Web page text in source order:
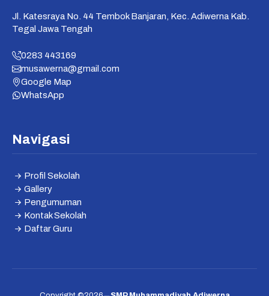
Jl. Katesraya No. 44 Tembok Banjaran, Kec. Adiwerna Kab.
Tegal Jawa Tengah
0283 443169
musawerna@gmail.com
Google Map
WhatsApp
Navigasi
Profil Sekolah
Gallery
Pengumuman
Kontak Sekolah
Daftar Guru